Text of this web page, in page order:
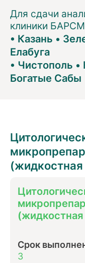
Для сдачи
клиники
• Казань •
Елабуга
• Чистополь •
Богатые Сабы
Срок
3